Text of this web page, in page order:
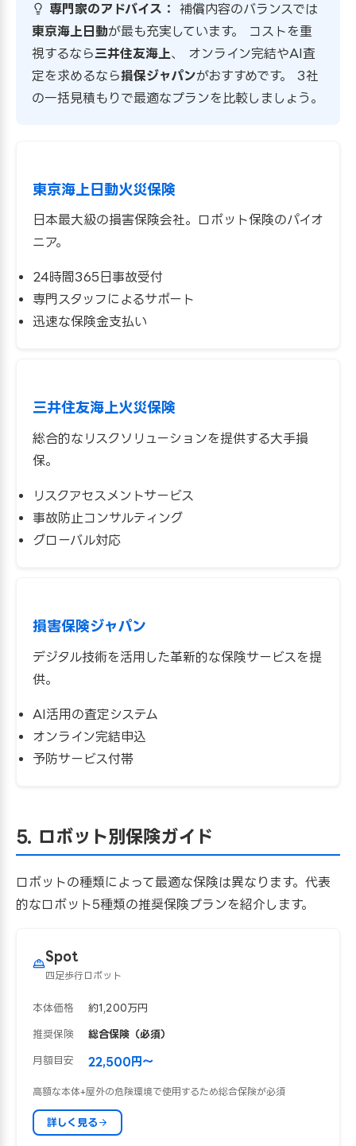
専門家のアドバイス：
補償内容のバランスでは
東京海上日動が最も充実しています。 コストを重
視するなら三井住友海上、 オンライン完結やAI査
定を求めるなら損保ジャパンがおすすめです。 3社
の一括見積もりで最適なプランを比較しましょう。
東京海上日動火災保険
日本最大級の損害保険会社。ロボット保険のパイオ
ニア。
24時間365日事故受付
専門スタッフによるサポート
迅速な保険金支払い
三井住友海上火災保険
総合的なリスクソリューションを提供する大手損
保。
リスクアセスメントサービス
事故防止コンサルティング
グローバル対応
損害保険ジャパン
デジタル技術を活用した革新的な保険サービスを提
供。
AI活用の査定システム
オンライン完結申込
予防サービス付帯
5. ロボット別保険ガイド
ロボットの種類によって最適な保険は異なります。代表
的なロボット5種類の推奨保険プランを紹介します。
Spot
四足歩行ロボット
本体価格 約1,200万円
推奨保険 総合保険（必須）
月額目安 22,500円〜
高額な本体+屋外の危険環境で使用するため総合保険が必須
詳しく見る